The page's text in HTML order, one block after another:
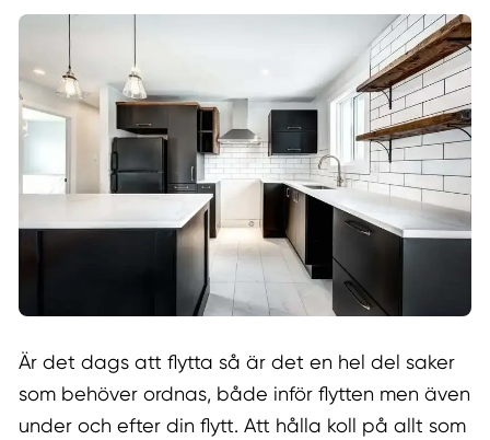
Är det dags att flytta så är det en hel del saker
som behöver ordnas, både inför flytten men även
under och efter din flytt. Att hålla koll på allt som